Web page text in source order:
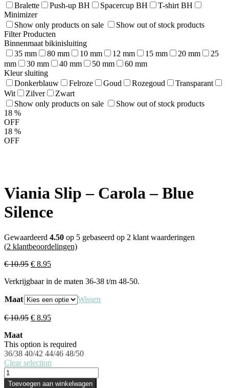
Bralette
Push-up BH Spacercup BH
T-shirt BH
Minimizer
Show only products on sale
Show out of stock products
Filter Producten
Binnenmaat bikinisluiting
35 mm
80 mm 10 mm 12 mm 15 mm 20 mm
25
mm
30 mm 40 mm 50 mm
60 mm
Kleur sluiting
Donkerblauw
Felroze Goud Rozegoud
Transparant
Wit
Zilver
Zwart
Show only products on sale
Show out of stock products
18 %
OFF
18 %
OFF
Viania Slip – Carola – Blue
Silence
Gewaardeerd 4.50 op 5 gebaseerd op 2 klant waarderingen
(2 klantbeoordelingen)
€10.95 € 8.95
Verkrijgbaar in de maten 36-38 t/m 48-50.
Maat Wissen
€10.95 € 8.95
Maat
This option is required
36/38 40/42 44/46 48/50
Clear selection
Toevoegen aan winkelwagen